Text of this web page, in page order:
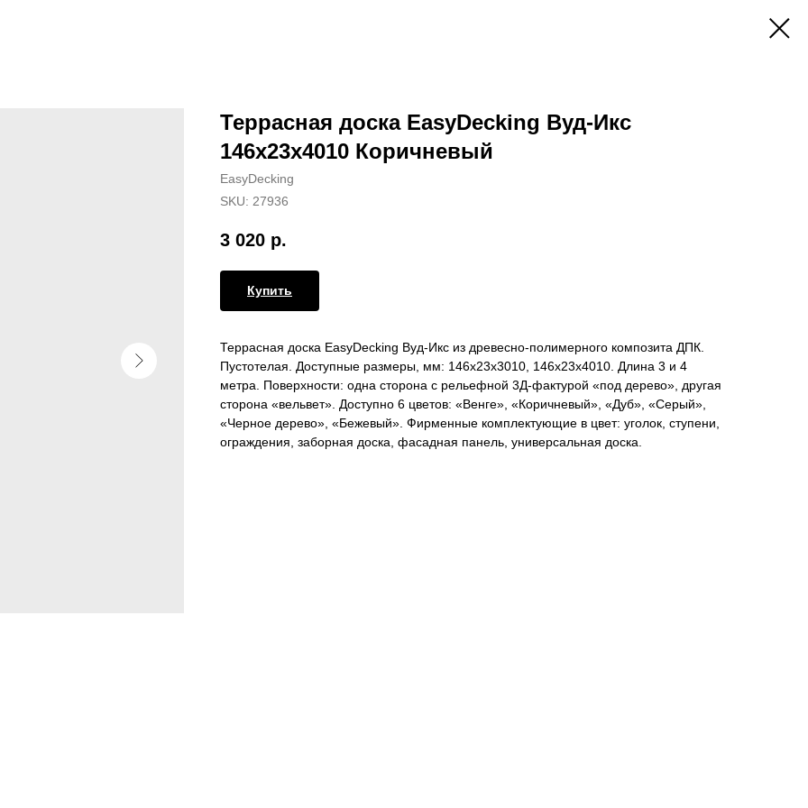
Террасная доска EasyDecking Вуд-Икс
146х23х4010 Коричневый
EasyDecking
SKU: 27936
3 020 р.
Купить
Террасная доска EasyDecking Вуд-Икс из древесно-полимерного композита ДПК.
Пустотелая. Доступные размеры, мм: 146х23х3010, 146х23х4010. Длина 3 и 4
метра. Поверхности: одна сторона с рельефной 3Д-фактурой «под дерево», другая
сторона «вельвет». Доступно 6 цветов: «Венге», «Коричневый», «Дуб», «Серый»,
«Черное дерево», «Бежевый». Фирменные комплектующие в цвет: уголок, ступени,
ограждения, заборная доска, фасадная панель, универсальная доска.